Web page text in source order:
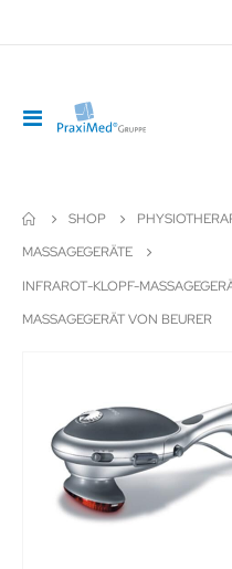
Navigation
umschalten
SHOP
MASSAGEGERÄTE
INFRAROT-KLOPF-
MASSAGEGERÄT VON BEURER
Bildergalerie
springen